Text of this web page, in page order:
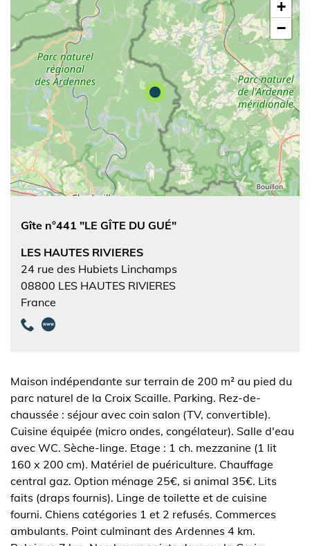
+
−
Gîte n°441 "LE GÎTE DU GUÉ"
LES HAUTES RIVIERES
24 rue des Hubiets Linchamps
08800 LES HAUTES RIVIERES
France
Maison indépendante sur terrain de 200 m² au pied du
parc naturel de la Croix Scaille. Parking. Rez-de-
chaussée : séjour avec coin salon (TV, convertible).
Cuisine équipée (micro ondes, congélateur). Salle d'eau
avec WC. Sèche-linge. Etage : 1 ch. mezzanine (1 lit
160 x 200 cm). Matériel de puériculture. Chauffage
central gaz. Option ménage 25€, si animal 35€. Lits
faits (draps fournis). Linge de toilette et de cuisine
fourni. Chiens catégories 1 et 2 refusés. Commerces
ambulants. Point culminant des Ardennes 4 km.